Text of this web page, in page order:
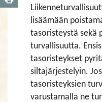
lisäämään
tasoristeystä sekä
turvallisuutta.
tasoristeykset
siltajärjestelyin.
tasoristeyksien
varustamalla ne